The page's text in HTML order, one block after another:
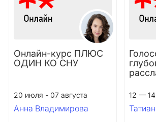
Онлайн-курс ПЛЮС
ОДИН КО СНУ
20 июля - 07 августа
Анна Владимирова
12 — 14